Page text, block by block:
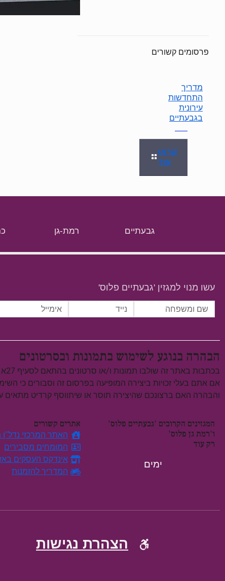
פרסומים קשורים
מדריך
התחדשות
עירונית
בגבעתיים
קראו
עוד
גבעתיים רמת-גן
עשו מנוי למגזין 'גבעתיים פלוס'
הבהרה בנוגע לשימוש בתמונות ובסרטונים
בכתבות באתר זה שולבו תמונות ו/או סרטונים בהתאם לסעיף 27א לחוק זכויות יוצרים, התשס"ח–2007.
אם אתם בעלי זכויות ביצירה המופיעה בפרסום זה וסבורים כי
והבהרה האם ברצונכם שהיצירה תוסר או שיתווסף קרדיט
המגזינים הקרובים 'גבעתיים פלוס'
ו'רמת גן פלוס'
רק עוד
ימים
אתרים קשורים
האתר המרכזי נדל"ן
המומחים מסבירים
אינדקס העסקים
המדריך להזמנות
הצהרת נגישות